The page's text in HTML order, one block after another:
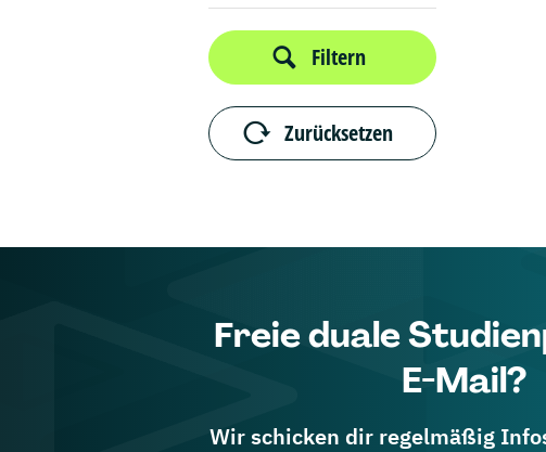
Filtern
Zurücksetzen
Freie duale
E-Mail?
Wir schicken dir regelmäßig